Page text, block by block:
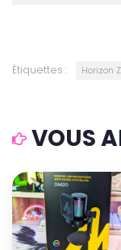
Étiquettes : Horizon
VOUS